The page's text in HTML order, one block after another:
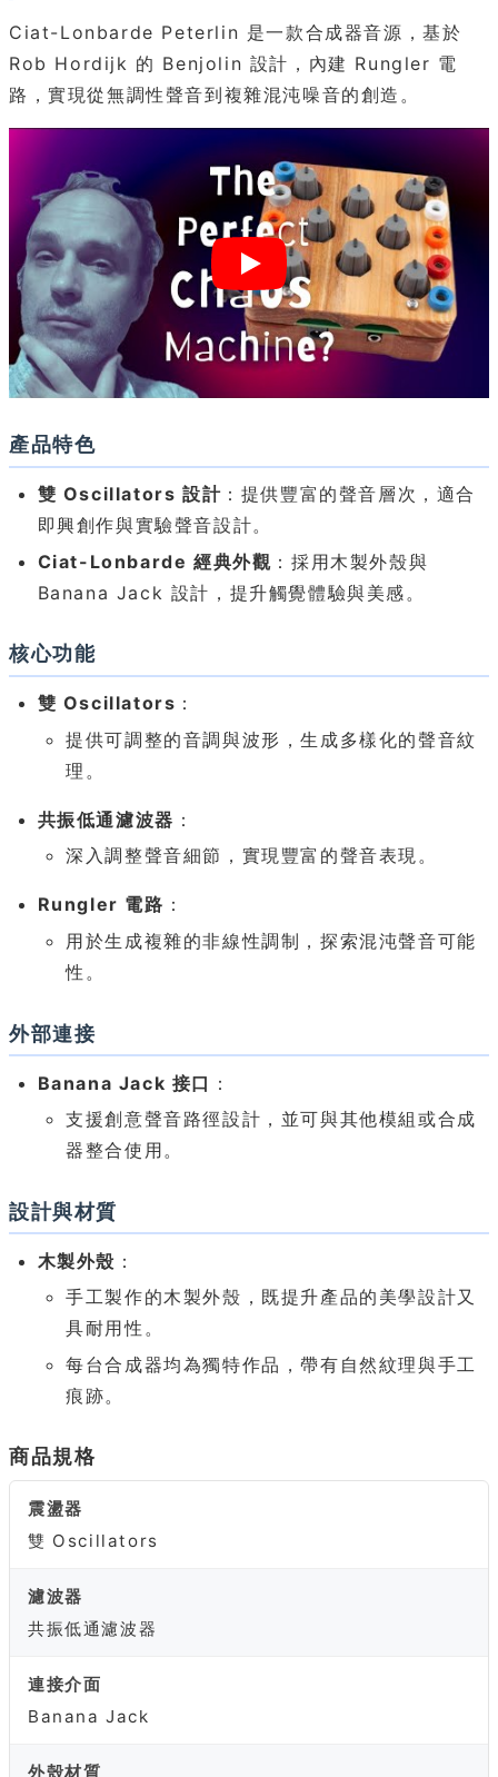
Ciat-Lonbarde Peterlin 是一款合成器音源，基於
Rob Hordijk 的 Benjolin 設計，內建 Rungler 電
路，實現從無調性聲音到複雜混沌噪音的創造。
產品特色
雙 Oscillators 設計 ：提供豐富的聲音層次，適合
即興創作與實驗聲音設計。
Ciat-Lonbarde 經典外觀 ：採用木製外殼與
Banana Jack 設計，提升觸覺體驗與美感。
核心功能
雙 Oscillators ：
提供可調整的音調與波形，生成多樣化的聲音紋
理。
共振低通濾波器 ：
深入調整聲音細節，實現豐富的聲音表現。
Rungler 電路 ：
用於生成複雜的非線性調制，探索混沌聲音可能
性。
外部連接
Banana Jack 接口 ：
支援創意聲音路徑設計，並可與其他模組或合成
器整合使用。
設計與材質
木製外殼 ：
手工製作的木製外殼，既提升產品的美學設計又
具耐用性。
每台合成器均為獨特作品，帶有自然紋理與手工
痕跡。
商品規格
震盪器
雙 Oscillators
濾波器
共振低通濾波器
連接介面
Banana Jack
外殼材質